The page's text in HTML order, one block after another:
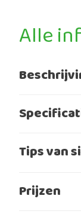
Alle
Tips van
Prijzen